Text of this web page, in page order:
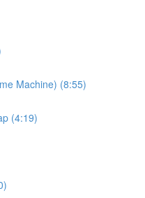
Machine) (8:55)
(4:19)